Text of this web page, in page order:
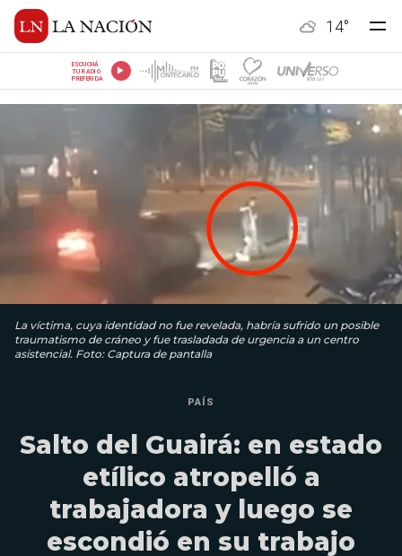
14°
ESCUCHÁ
TU RADIO
PREFERIDA
La víctima, cuya identidad no fue revelada, habría sufrido un posible
traumatismo de cráneo y fue trasladada de urgencia a un centro
asistencial. Foto: Captura de pantalla
PAÍS
Salto del Guairá: en estado
etílico atropelló a
trabajadora y luego se
escondió en su trabajo